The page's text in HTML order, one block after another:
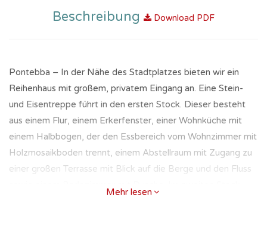
Beschreibung Download PDF
Pontebba – In der Nähe des Stadtplatzes bieten wir ein
Reihenhaus mit großem, privatem Eingang an. Eine Stein-
und Eisentreppe führt in den ersten Stock. Dieser besteht
aus einem Flur, einem Erkerfenster, einer Wohnküche mit
einem Halbbogen, der den Essbereich vom Wohnzimmer mit
Holzmosaikboden trennt, einem Abstellraum mit Zugang zu
einer großen Terrasse mit Blick auf die Berge und den Fluss
Mehr lesen